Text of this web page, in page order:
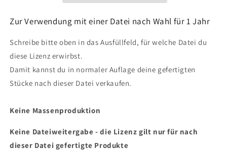
Zur Verwendung mit einer Datei nach Wahl für 1 Jahr
Schreibe bitte oben in das Ausfüllfeld, für welche Datei du
diese Lizenz erwirbst.
Damit kannst du in normaler Auflage deine gefertigten
Stücke nach dieser Datei verkaufen.
Keine Massenproduktion
Keine Dateiweitergabe - die Lizenz gilt nur für nach
dieser Datei gefertigte Produkte